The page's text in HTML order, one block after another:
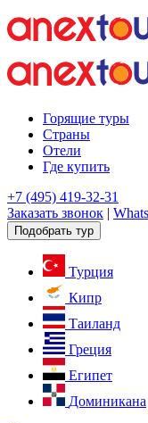
Горящие туры
Страны
Отели
Где купить
+7 (495) 419-32-31
Заказать звонок |
Подобрать тур
Турция
Кипр
Таиланд
Греция
Египет
Доминикана